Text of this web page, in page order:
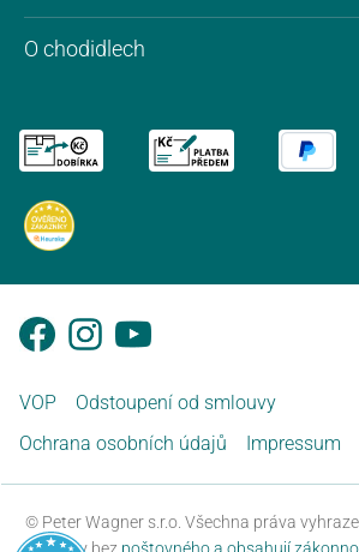
O chodidlech
VOP
Odstoupení od smlouvy
Ochrana osobních údajů
Impressum
© Peter Wagner s.r.o. Všechna práva